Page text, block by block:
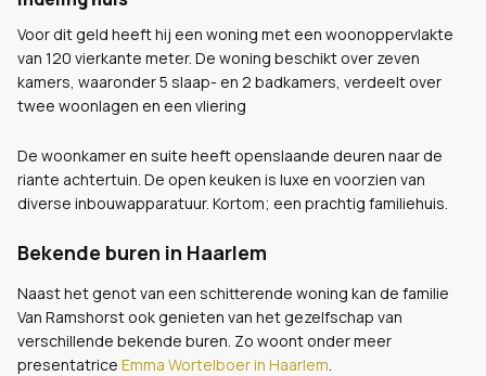
Voor dit geld heeft hij een woning met een woonoppervlakte
van 120 vierkante meter. De woning beschikt over zeven
kamers, waaronder 5 slaap- en 2 badkamers, verdeelt over
twee woonlagen en een vliering
De woonkamer en suite heeft openslaande deuren naar de
riante achtertuin. De open keuken is luxe en voorzien van
diverse inbouwapparatuur. Kortom; een prachtig familiehuis.
Bekende buren in Haarlem
Naast het genot van een schitterende woning kan de familie
Van Ramshorst ook genieten van het gezelfschap van
verschillende bekende buren. Zo woont onder meer
presentatrice Emma Wortelboer in Haarlem.